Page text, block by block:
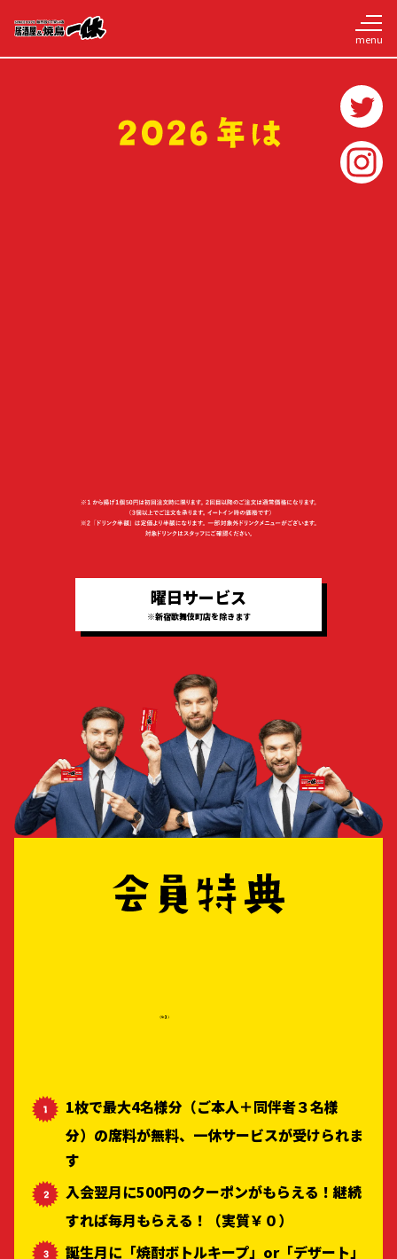
曜日サービス
※新宿歌舞伎町店を除きます
1枚で最大4名様分（ご本人＋同伴者３名様
分）の席料が無料、一休サービスが受けられま
す
入会翌月に500円のクーポンがもらえる！継続
すれば毎月もらえる！（実質￥０）
誕生月に「焼酎ボトルキープ」or「デザート」